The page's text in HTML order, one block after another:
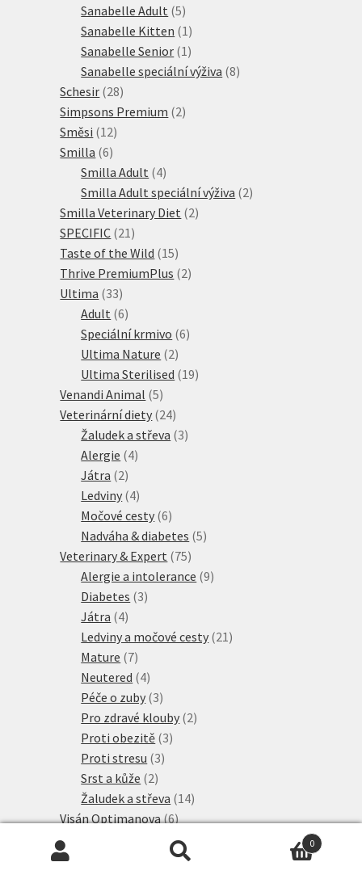
produktů
Sanabelle Adult 55
produktů
Sanabelle Kitten 1 1
produkt
Sanabelle Senior 1 1
produkt
Sanabelle speciální výživa 88
Schesir 2828
produktů
Simpsons Premium 22
Směsi 1212
Smilla 66
produktů
Smilla Adult 44
produkty
Smilla Adult speciální výživa 22
Smilla Veterinary Diet 22
SPECIFIC 21 21
produktů
Taste of the Wild 1515
produktů
Thrive PremiumPlus 22
Ultima 3333
produktů
Adult 66
produktů
Speciální krmivo 66
Ultima Nature 22
produkty
Ultima Sterilised 1919
Venandi Animal 55
produktů
Veterinární diety 2424
produktů
Žaludek a střeva 33
Alergie 44
Játra 22
produkty
Ledviny 44
produkty
Močové cesty 66
produktů
Nadváha & diabetes 55
Veterinary & Expert 7575
produktů
Alergie a intolerance 99
Diabetes 33
Játra 44
produkty
Ledviny a močové cesty 21 21
Mature 77
produktů
Neutered 44
produkty
Péče o zuby 33
produkty
Pro zdravé klouby 22
Proti obezitě 33
Proti stresu 33
Srst a kůže 22
produkty
Žaludek a střeva 1414
produktů
Visán Optimanova 66
produktů
Whiskas Granule
20
produktů
0